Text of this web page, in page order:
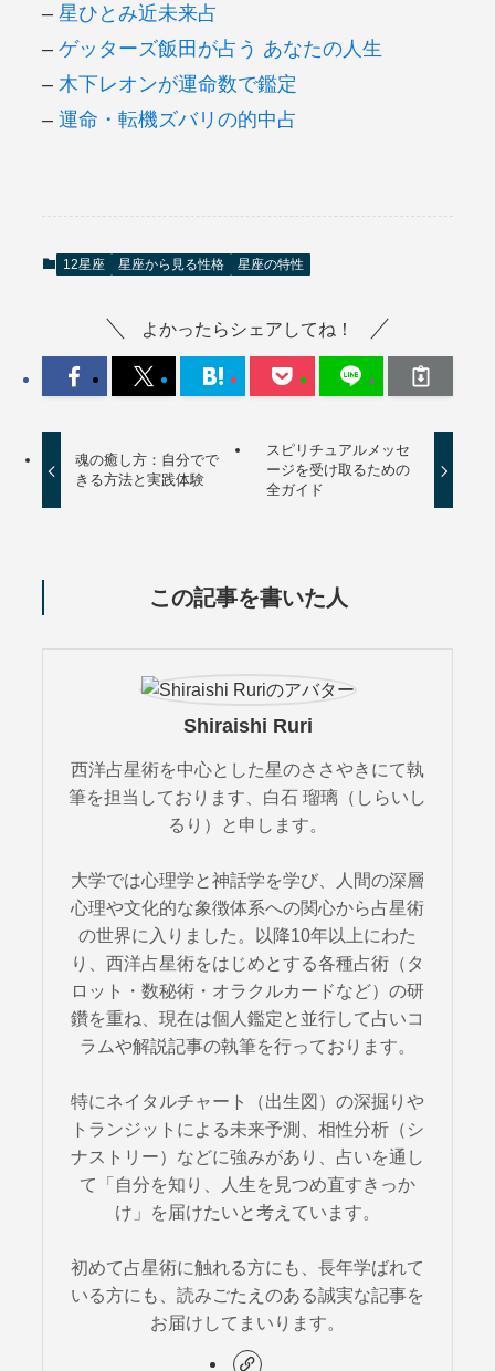
– 星ひとみ近未来占
– ゲッターズ飯田が占う あなたの人生
– 木下レオンが運命数で鑑定
– 運命・転機ズバリの的中占
12星座 星座から見る性格 星座の特性
よかったらシェアしてね！
魂の癒し方：自分でで
きる方法と実践体験
スピリチュアルメッセ
ージを受け取るための
全ガイド
この記事を書いた人
Shiraishi Ruri
西洋占星術を中心とした星のささやきにて執
筆を担当しております、白石 瑠璃（しらいし
るり）と申します。
大学では心理学と神話学を学び、人間の深層
心理や文化的な象徴体系への関心から占星術
の世界に入りました。以降10年以上にわた
り、西洋占星術をはじめとする各種占術（タ
ロット・数秘術・オラクルカードなど）の研
鑽を重ね、現在は個人鑑定と並行して占いコ
ラムや解説記事の執筆を行っております。
特にネイタルチャート（出生図）の深掘りや
トランジットによる未来予測、相性分析（シ
ナストリー）などに強みがあり、占いを通し
て「自分を知り、人生を見つめ直すきっか
け」を届けたいと考えています。
初めて占星術に触れる方にも、長年学ばれて
いる方にも、読みごたえのある誠実な記事を
お届けしてまいります。